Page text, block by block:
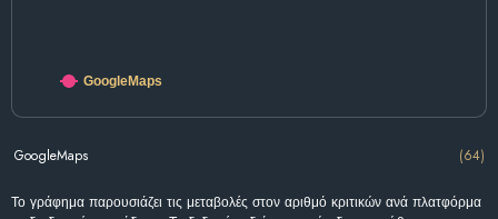
GoogleMaps
GoogleMaps (64)
Το γράφημα παρουσιάζει τις μεταβολές στον αριθμό κριτικών ανά πλατφόρμα